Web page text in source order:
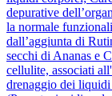
depurative
la normale
dall’aggiunta di
secchi di Ananas e
cellulite, associati
drenaggio dei